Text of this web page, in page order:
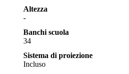
Altezza
-
Banchi scuola
34
Sistema di proiezione
Incluso